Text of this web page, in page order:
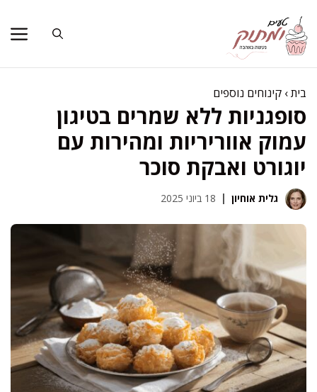
לתוכן
בית› קינוחים נוספים
סופגניות ללא שמרים בטיגון
עמוק אווריריות ומהירות עם
יוגורט ואבקת סוכר
גלית אוחיון 18 ביוני 2025